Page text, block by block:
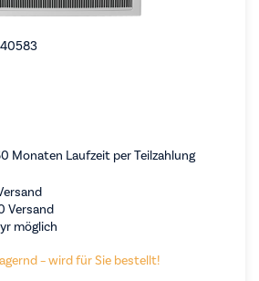
Monaten Laufzeit per Teilzahlung
Versand
möglich
– wird für Sie bestellt!